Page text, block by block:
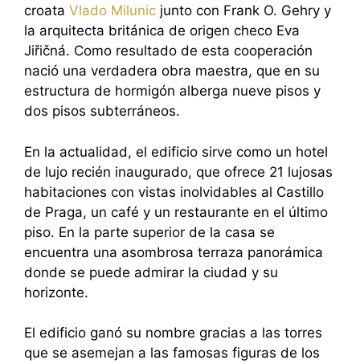
croata Vlado Milunic junto con Frank O. Gehry y
la arquitecta británica de origen checo Eva
Jiřičná. Como resultado de esta cooperación
nació una verdadera obra maestra, que en su
estructura de hormigón alberga nueve pisos y
dos pisos subterráneos.
En la actualidad, el edificio sirve como un hotel
de lujo recién inaugurado, que ofrece 21 lujosas
habitaciones con vistas inolvidables al Castillo
de Praga, un café y un restaurante en el último
piso. En la parte superior de la casa se
encuentra una asombrosa terraza panorámica
donde se puede admirar la ciudad y su
horizonte.
El edificio ganó su nombre gracias a las torres
que se asemejan a las famosas figuras de los